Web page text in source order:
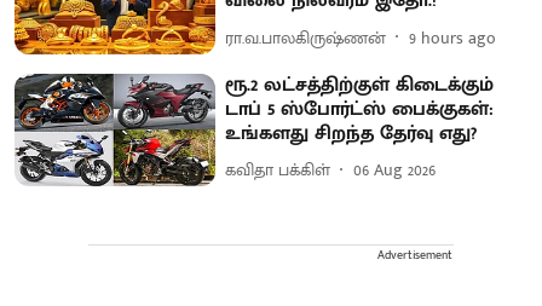
ரா.வ.பாலகிருஷ்ணன் 9 hours ago
ரூ.2 லட்சத்திற்குள் கிடைக்கும்
டாப் 5 ஸ்போர்ட்ஸ் பைக்குகள்:
உங்களது சிறந்த தேர்வு எது?
கவிதா பக்கிள் 06 Aug 2026
Advertisement